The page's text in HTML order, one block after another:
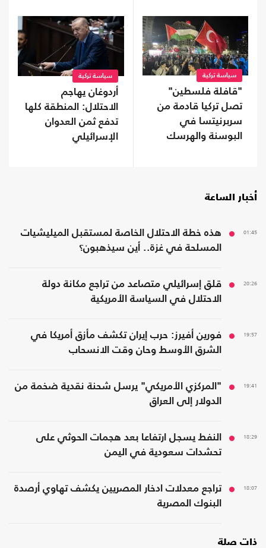
سياسة تركية
"قافلة فلسطين"
تصل تركيا قادمة من
سربرنيتسا في
البوسنة والهرسك
سياسة تركية
أردوغان يهاجم
الاحتلال: المنطقة كلها
تدفع ثمن العدوان
الإسرائيلي
أخبار الساعة
01:45
هذه خطة الاحتلال الخاصة لمستقبل الميليشيات
المسلحة في غزة.. أين سيذهبون؟
20:26
قلق إسرائيلي متصاعد من تراجع مكانة دولة
الاحتلال في السياسة الأمريكية
19:57
فورين أفيرز: حرب إيران تكشف مأزق أمريكا في
الشرق الأوسط وحان وقت الانسحاب
19:41
"المركزي الأمريكي" يرسل شحنة نقدية ضخمة من
الدولار إلى العراق
18:29
النفط يسجل ارتفاعا بعد هجمات الحوثي على
تحشدات سعودية في اليمن
18:07
تراجع معدلات ادخار المصريين يكشف تهاوي أرصدة
البنوك المصرية
ذات صلة